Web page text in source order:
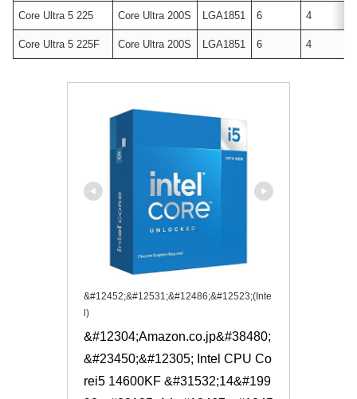
Core Ultra 5 225 Core Ultra 200S LGA1851 6 4
Core Ultra 5 225F Core Ultra 200S LGA1851 6 4
&#12452;&#12531;&#12486;&#12523;(Inte
l)
&#12304;Amazon.co.jp&#38480;
&#23450;&#12305; Intel CPU Co
rei5 14600KF &#31532;14&#199